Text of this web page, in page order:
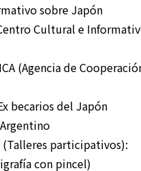
sobre Japón
Cultural e
(Agencia de
becarios del Japón
(Talleres participativos):
con pincel)